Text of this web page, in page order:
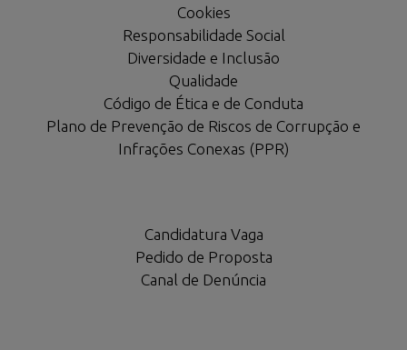
Cookies
Responsabilidade Social
Diversidade e Inclusão
Qualidade
Código de Ética e de Conduta
Plano de Prevenção de Riscos de Corrupção e
Infrações Conexas (PPR)
Candidatura Vaga
Pedido de Proposta
Canal de Denúncia